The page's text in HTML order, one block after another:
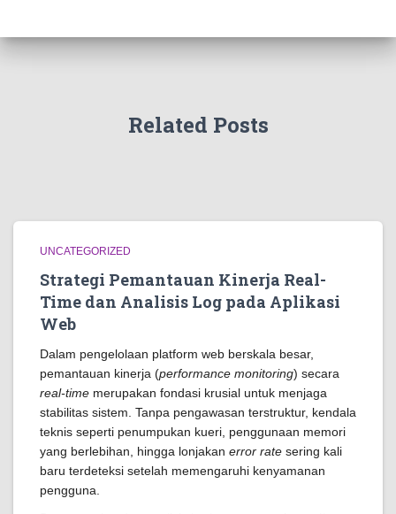
Related Posts
UNCATEGORIZED
Strategi Pemantauan Kinerja Real-
Time dan Analisis Log pada Aplikasi
Web
Dalam pengelolaan platform web berskala besar,
pemantauan kinerja (performance monitoring) secara
real-time merupakan fondasi krusial untuk menjaga
stabilitas sistem. Tanpa pengawasan terstruktur, kendala
teknis seperti penumpukan kueri, penggunaan memori
yang berlebihan, hingga lonjakan error rate sering kali
baru terdeteksi setelah memengaruhi kenyamanan
pengguna.